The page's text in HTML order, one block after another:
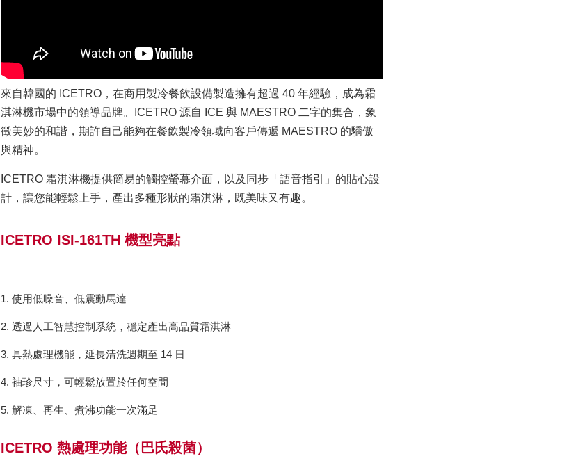
來自韓國的 ICETRO，在商用製冷餐飲設備製造擁有超過 40 年經驗，成為霜
淇淋機市場中的領導品牌。ICETRO 源自 ICE 與 MAESTRO 二字的集合，象
徵美妙的和諧，期許自己能夠在餐飲製冷領域向客戶傳遞 MAESTRO 的驕傲
與精神。
ICETRO 霜淇淋機提供簡易的觸控螢幕介面，以及同步「語音指引」的貼心設
計，讓您能輕鬆上手，產出多種形狀的霜淇淋，既美味又有趣。
ICETRO ISI-161TH 機型亮點
1. 使用低噪音、低震動馬達
2. 透過人工智慧控制系統，穩定產出高品質霜淇淋
3. 具熱處理機能，延長清洗週期至 14 日
4. 袖珍尺寸，可輕鬆放置於任何空間
5. 解凍、再生、煮沸功能一次滿足
ICETRO 熱處理功能（巴氏殺菌）